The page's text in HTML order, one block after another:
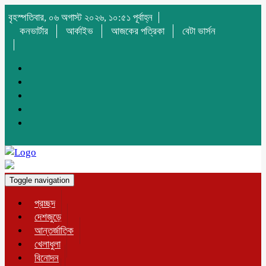
বৃহস্পতিবার, ০৬ অগাস্ট ২০২৬, ১০:৫১ পূর্বাহ্ন
কনভার্টার
আর্কাইভ আজকের পত্রিকা বেটা ভার্সন
Toggle navigation
প্রচ্ছদ
দেশজুড়ে
আন্তর্জাতিক
খেলাধুলা
বিনোদন